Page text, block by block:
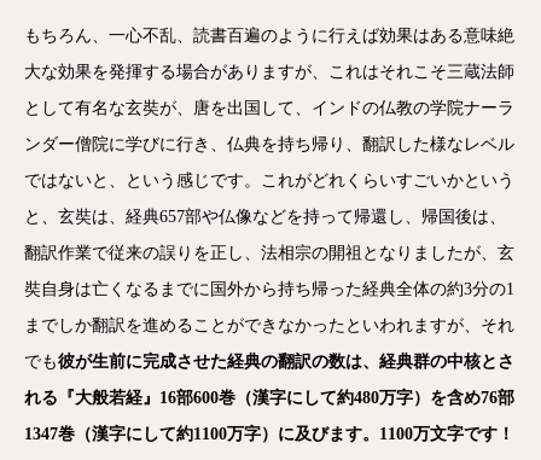
もちろん、一心不乱、読書百遍のように行えば効果はある意味絶
大な効果を発揮する場合がありますが、これはそれこそ三蔵法師
として有名な玄奘が、唐を出国して、インドの仏教の学院ナーラ
ンダー僧院に学びに行き、仏典を持ち帰り、翻訳した様なレベル
ではないと、という感じです。これがどれくらいすごいかという
と、玄奘は、経典657部や仏像などを持って帰還し、帰国後は、
翻訳作業で従来の誤りを正し、法相宗の開祖となりましたが、玄
奘自身は亡くなるまでに国外から持ち帰った経典全体の約3分の1
までしか翻訳を進めることができなかったといわれますが、それ
でも彼が生前に完成させた経典の翻訳の数は、経典群の中核とさ
れる『大般若経』16部600巻（漢字にして約480万字）を含め76部
1347巻（漢字にして約1100万字）に及びます。1100万文字です！